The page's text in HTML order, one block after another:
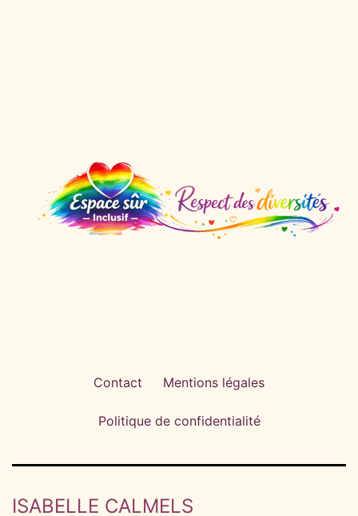
Contact Mentions légales
Politique de confidentialité
ISABELLE CALMELS